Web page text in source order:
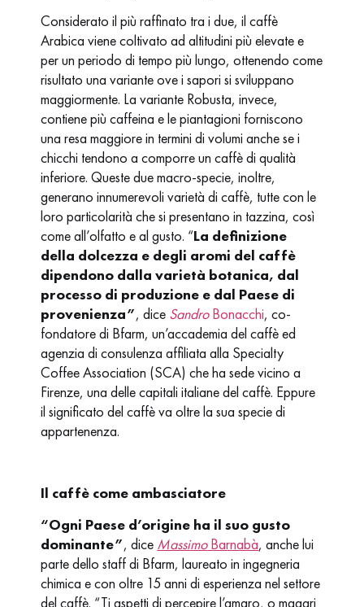
Considerato il più raffinato tra i due, il caffè
Arabica viene coltivato ad altitudini più elevate e
per un periodo di tempo più lungo, ottenendo come
risultato una variante ove i sapori si sviluppano
maggiormente. La variante Robusta, invece,
contiene più caffeina e le piantagioni forniscono
una resa maggiore in termini di volumi anche se i
chicchi tendono a comporre un caffè di qualità
inferiore. Queste due macro-specie, inoltre,
generano innumerevoli varietà di caffè, tutte con le
loro particolarità che si presentano in tazzina, così
come all’olfatto e al gusto. “La definizione
della dolcezza e degli aromi del caffè
dipendono dalla varietà botanica, dal
processo di produzione e dal Paese di
provenienza”, dice SandroBonacchi, co-
fondatore di Bfarm, un’accademia del caffè ed
agenzia di consulenza affiliata alla Specialty
Coffee Association (SCA) che ha sede vicino a
Firenze, una delle capitali italiane del caffè. Eppure
il significato del caffè va oltre la sua specie di
appartenenza.
Il caffè come ambasciatore
“Ogni Paese d’origine ha il suo gusto
dominante”, dice MassimoBarnabà, anche lui
parte dello staff di Bfarm, laureato in ingegneria
chimica e con oltre 15 anni di esperienza nel settore
del caffè. “Ti aspetti di percepire l’amaro, o magari